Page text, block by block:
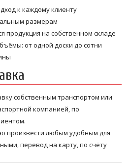
к каждому клиенту
размерам
продукция на собственном складе
от одной доски до сотни
собственным транспортом или
компанией, по
произвести любым удобным для
перевод на карту, по счёту